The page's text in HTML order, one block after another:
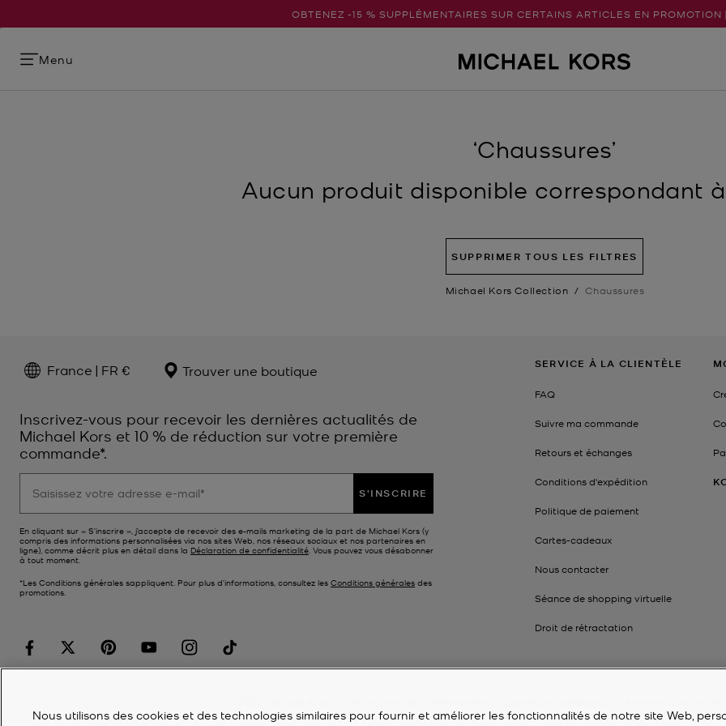
OBTENEZ -15 % SUPPLÉMENTAIRES SUR CERTAINS ARTICLES EN PROMOTION |
Menu
‘Chaussures’
Aucun produit disponible correspondant
SUPPRIMER TOUS LES FILTRES
Michael Kors Collection / Chaussures
France | FR € Trouver une boutique
Inscrivez-vous pour recevoir les dernières actualités de
Michael Kors et 10 % de réduction sur votre première
commande*.
S'INSCRIRE
En cliquant sur « S’inscrire », j’accepte de recevoir des e-mails marketing de la part de Michael Kors (y
compris des informations personnalisées via nos sites Web, nos réseaux sociaux et nos partenaires en
ligne), comme décrit plus en détail dans la Déclaration de confidentialité . Vous pouvez vous désabonner
à tout moment.
*Les Conditions générales sappliquent. Pour plus d’informations, consultez les Conditions générales des
promotions.
SERVICE À LA CLIENTÈLE
FAQ
Suivre ma commande
Retours et échanges
Conditions d'expédition
Politique de paiement
Cartes-cadeaux
Nous contacter
Séance de shopping virtuelle
Droit de rétractation
Nous utilisons des cookies et des technologies similaires pour fournir et améliorer les fonctionnalités de notre site Web,